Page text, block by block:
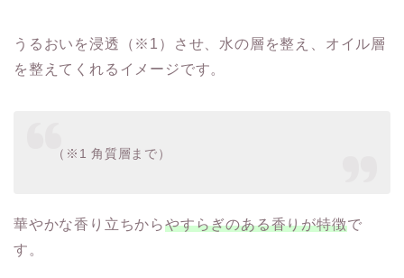
うるおいを浸透（※1）させ、水の層を整え、オイル層
を整えてくれるイメージです。
（※1 角質層まで）
華やかな香り立ちからやすらぎのある香りが特徴で
す。